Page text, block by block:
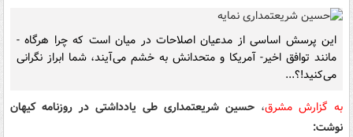
این پرسش اساسی از مدعیان اصلاحات در میان است که چرا هرگاه -
مانند توافق اخیر- آمریکا و متحدانش به خشم می‌آیند، شما ابراز نگرانی
می‌کنید!؟...
به گزارش مشرق، حسین شریعتمداری طی یادداشتی در روزنامه کیهان
نوشت: